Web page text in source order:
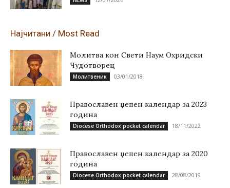
Најчитани / Most Read
Молитва кон Свети Наум Охридски
Чудотворец
Молитвеник 03/01/2018
Православен џепен календар за 2023
година
Diocese Orthodox pocket calendar 18/11/2022
Православен џепен календар за 2020
година
Diocese Orthodox pocket calendar 28/08/2019